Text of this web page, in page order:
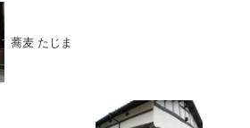
蕎麦 たじま